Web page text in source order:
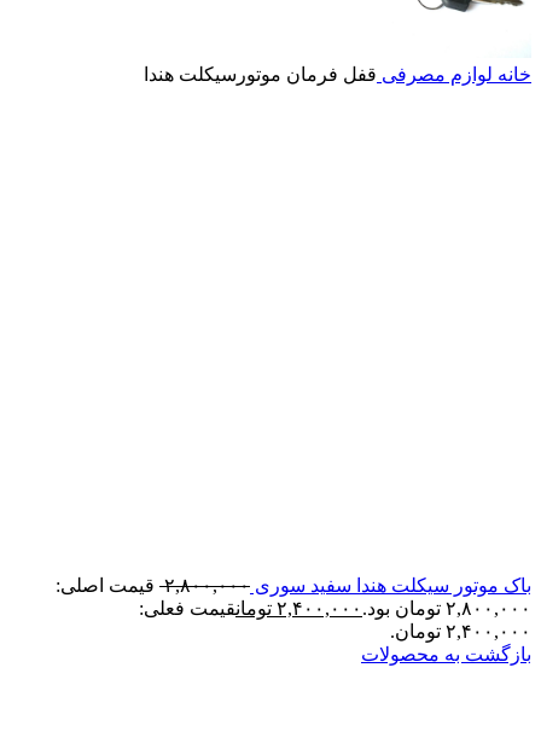
خانه لوازم مصرفی قفل فرمان موتورسیکلت هندا
باک موتور سیکلت هندا سفید سوری ۲,۸۰۰,۰۰۰ قیمت اصلی:
۲,۸۰۰,۰۰۰ تومان بود.
۲,۴۰۰,۰۰۰ تومانقیمت فعلی:
۲,۴۰۰,۰۰۰ تومان.
بازگشت به محصولات